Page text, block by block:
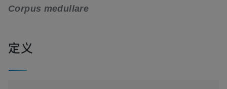
Corpus medullare
定义